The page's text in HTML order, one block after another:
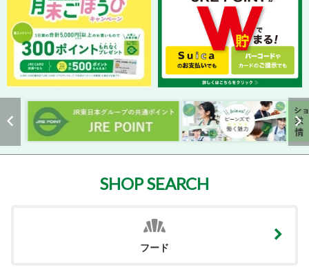
SHOP SEARCH
フード